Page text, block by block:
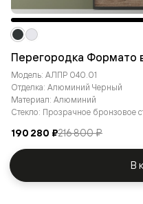
Перегородка Формато
Модель: АЛПР 040.01
Отделка: Алюминий Черный
Материал: Алюминий
Стекло: Прозрачное бронзовое
190 280 ₽216 800 ₽
В